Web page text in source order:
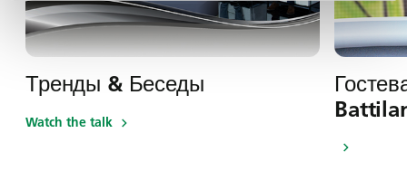
Тренды & Беседы
Watch the talk